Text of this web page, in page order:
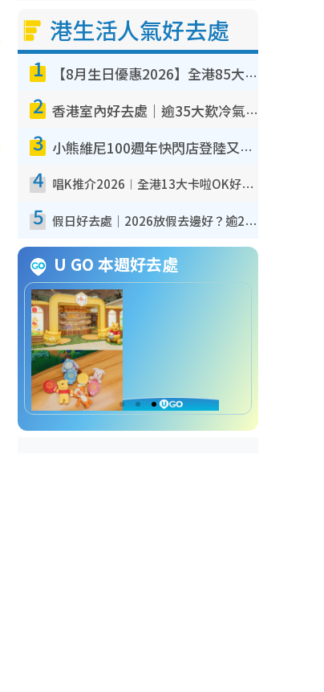
港生活人氣好去處
1 【8月生日優惠2026】全港85大食買玩著數攻略 自助餐/火鍋放題同行免費＋誠品/DONKI送現金券
2 香港室內好去處｜逾35大歎冷氣室內好去處推介 室內活動免費避雨無懼落雨
3 小熊維尼100週年快閃店登陸又一城 重現百畝森林經典場景／獨家限定盲盒登場／專屬DIY香水
4 唱K推介2026︱全港13大卡啦OK好去處！最平$36起 日文K都有！(附地址+收費詳情)
5 假日好去處｜2026放假去邊好？逾20放假好去處郊外/秘景 休閒半日或一日遊
U GO 本週好去處